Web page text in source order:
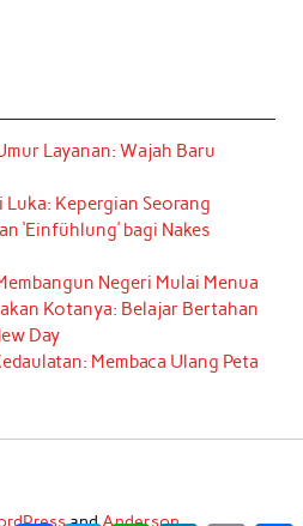
Layanan: Wajah Baru
Luka: Kepergian Seorang
‘Einfühlung’ bagi Nakes
Negeri Mulai Menua
Kotanya: Belajar Bertahan
Day
Membaca Ulang Peta
andAnderson.